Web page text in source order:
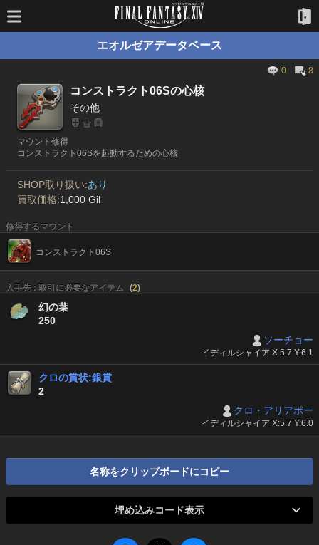
エオルゼアデータベース
0 8
コンストラクト06Sの心核
その他
マウント修得
コンストラクト06Sを起動するための心核
SHOP取り扱い:あり
買取価格:1,000 Gil
修得するマウント
コンストラクト06S
入手先 : 取引に必要なアイテム (2)
幻の葉
250
ソーチョー
イディルシャイア X:5.7 Y:6.1
クロの賞状:銀賞
2
クロ・アリアポー
イディルシャイア X:5.7 Y:6.0
名称をクリップボードにコピー
埋め込みコード表示